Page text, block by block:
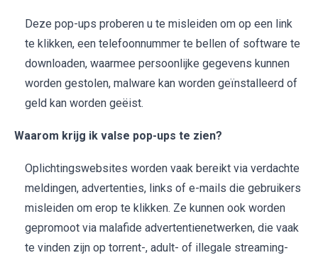
Deze pop-ups proberen u te misleiden om op een link
te klikken, een telefoonnummer te bellen of software te
downloaden, waarmee persoonlijke gegevens kunnen
worden gestolen, malware kan worden geïnstalleerd of
geld kan worden geëist.
Waarom krijg ik valse pop-ups te zien?
Oplichtingswebsites worden vaak bereikt via verdachte
meldingen, advertenties, links of e-mails die gebruikers
misleiden om erop te klikken. Ze kunnen ook worden
gepromoot via malafide advertentienetwerken, die vaak
te vinden zijn op torrent-, adult- of illegale streaming-